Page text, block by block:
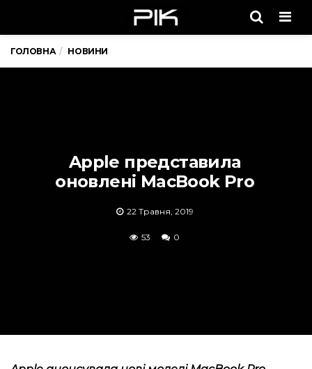
ГОЛОВНА НОВИНИ
Apple представила
оновлені MacBook Pro
22 Травня, 2019
53 0